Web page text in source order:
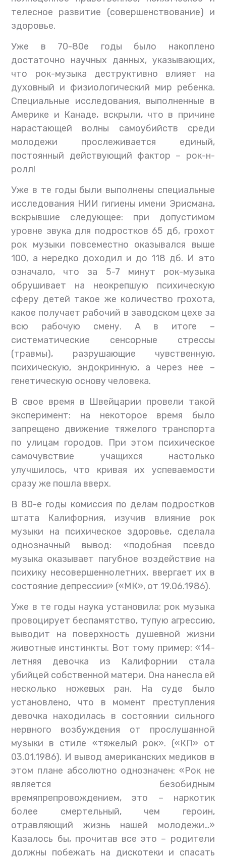
телесное развитие (совершенствование) и
здоровье.
Уже в 70-80е годы было накоплено
достаточно научных данных, указывающих,
что рок-музыка деструктивно влияет на
духовный и физиологический мир ребенка.
Специальные исследования, выполненные в
Америке и Канаде, вскрыли, что в причине
нарастающей волны самоубийств среди
молодежи прослеживается единый,
постоянный действующий фактор – рок-н-
ролл!
Уже в те годы были выполнены специальные
исследования НИИ гигиены имени Эрисмана,
вскрывшие следующее: при допустимом
уровне звука для подростков 65 дб, грохот
рок музыки повсеместно оказывался выше
100, а нередко доходил и до 118 дб. И это
означало, что за 5-7 минут рок-музыка
обрушивает на неокрепшую психическую
сферу детей такое же количество грохота,
какое получает рабочий в заводском цехе за
всю рабочую смену. А в итоге –
систематические сенсорные стрессы
(травмы), разрушающие чувственную,
психическую, эндокринную, а через нее –
генетическую основу человека.
В свое время в Швейцарии провели такой
эксперимент: на некоторое время было
запрещено движение тяжелого транспорта
по улицам городов. При этом психическое
самочувствие учащихся настолько
улучшилось, что кривая их успеваемости
сразу же пошла вверх.
В 80-е годы комиссия по делам подростков
штата Калифорния, изучив влияние рок
музыки на психическое здоровье, сделала
однозначный вывод: «подобная псевдо
музыка оказывает пагубное воздействие на
психику несовершеннолетних, ввергает их в
состояние депрессии» («МК», от 19.06.1986).
Уже в те годы наука установила: рок музыка
провоцирует беспамятство, тупую агрессию,
выводит на поверхность душевной жизни
животные инстинкты. Вот тому пример: «14-
летняя девочка из Калифорнии стала
убийцей собственной матери. Она нанесла ей
несколько ножевых ран. На суде было
установлено, что в момент преступления
девочка находилась в состоянии сильного
нервного возбуждения от прослушанной
музыки в стиле «тяжелый рок». («КП» от
03.01.1986). И вывод американских медиков в
этом плане абсолютно однозначен: «Рок не
является безобидным
времяпрепровождением, это – наркотик
более смертельный, чем героин,
отравляющий жизнь нашей молодежи…»
Казалось бы, прочитав все это – родители
должны побежать на дискотеки и спасать